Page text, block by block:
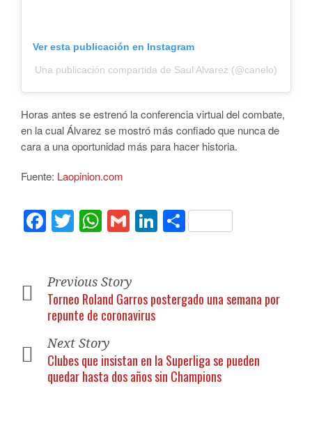
Ver esta publicación en Instagram
Una publicación compartida de Saul Alvarez (@canelo)
Horas antes se estrenó la conferencia virtual del combate,
en la cual Álvarez se mostró más confiado que nunca de
cara a una oportunidad más para hacer historia.
Fuente: Laopinion.com
Facebook
Twitter
WhatsApp
GmailLinkedIn
Compartir
Previous Story
Torneo Roland Garros postergado una semana por
repunte de coronavirus
Next Story
Clubes que insistan en la Superliga se pueden
quedar hasta dos años sin Champions